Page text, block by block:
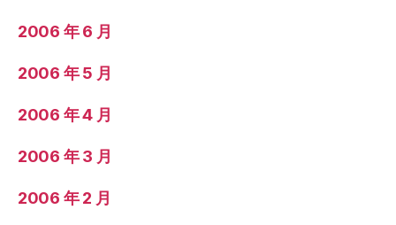
2006 年 6 月
2006 年 5 月
2006 年 4 月
2006 年 3 月
2006 年 2 月